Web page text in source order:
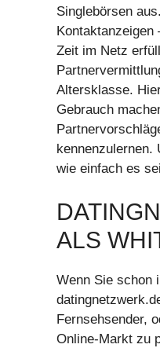
Singlebörsen
Kontaktanzeigen
Zeit im Netz
Altersklasse.
Gebrauch
kennenzulernen.
wie einfach es
ALS
Wenn Sie schon
Fernsehsender,
Online-Markt zu